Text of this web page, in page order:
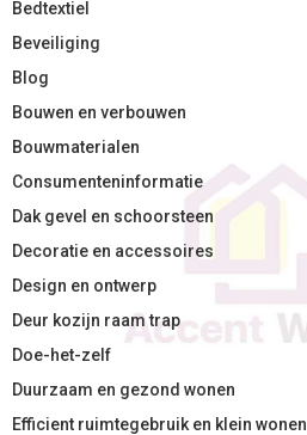
Bedtextiel
Beveiliging
Blog
Bouwen en verbouwen
Bouwmaterialen
Consumenteninformatie
Dak gevel en schoorsteen
Decoratie en accessoires
Design en ontwerp
Deur kozijn raam trap
Doe-het-zelf
Duurzaam en gezond wonen
Efficient ruimtegebruik en klein wonen